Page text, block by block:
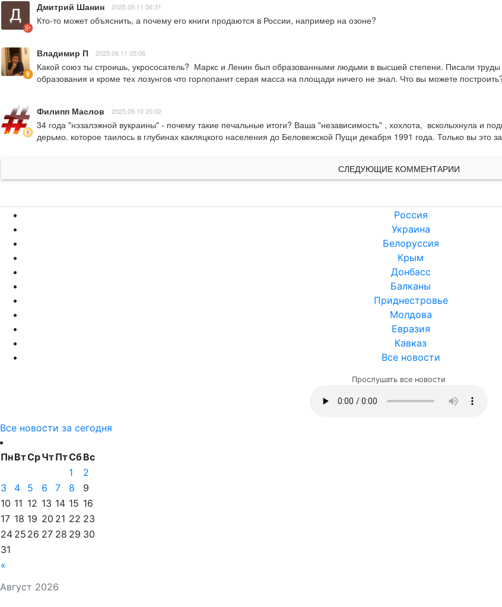
Дмитрий Шанин 2025.09.11 06:31
Кто-то может объяснить, а почему его книги продаются в России, например на озоне?
Владимир П 2025.09.11 05:06
Какой союз ты строишь, укрососатель?  Маркс и Ленин был образованными людьми в высшей степени. Писали
образования и кроме тех лозунгов что горлопанит серая масса на площади ничего не знал. Что вы можете
Филипп Маслов 2025.09.10 20:02
34 года "нэзалэжной вукраины" - почему такие печальные итоги? Ваша "независимость" , хохлота,  всколыхнула и
дерьмо. которое таилось в глубинах какляцкого населения до Беловежской Пущи декабря 1991 года. Только вы это
СЛЕДУЮЩИЕ КОММЕНТАРИИ
Россия
Украина
Белоруссия
Крым
Донбасс
Балканы
Приднестровье
Молдова
Евразия
Кавказ
Все новости
Прослушать все новости
Все новости за сегодня
Август 2026
ПнВтСрЧтПтСбВс
«
1
2
3
4 5 6 7 8
9
10 11 12 13 14 15 16
17 18 19 20 21 22 23
24 25 26 27 28 29 30
31